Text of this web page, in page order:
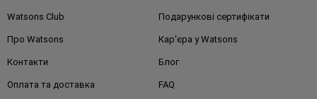
Watsons Club Подарункові сертифікати
Про Watsons Кар'єра у Watsons
Контакти Блог
Оплата та доставка FAQ